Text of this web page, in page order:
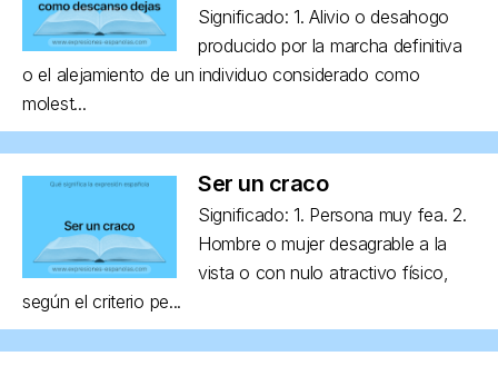
Significado: 1. Alivio o desahogo
producido por la marcha definitiva
o el alejamiento de un individuo considerado como
molest...
Ser un craco
Significado: 1. Persona muy fea. 2.
Hombre o mujer desagrable a la
vista o con nulo atractivo físico,
según el criterio pe...